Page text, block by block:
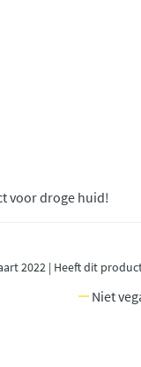
voor droge huid!
2022 | Heeft dit
Niet